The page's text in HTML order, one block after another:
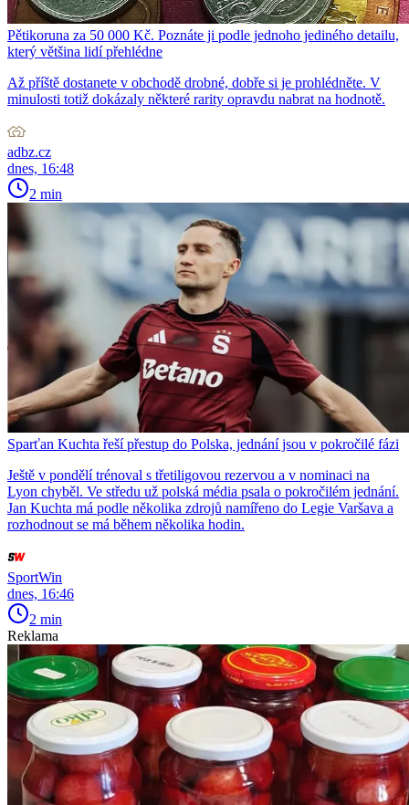
Pětikoruna za 50 000 Kč. Poznáte ji podle jednoho jediného detailu,
který většina lidí přehlédne
Až příště dostanete v obchodě drobné, dobře si je prohlédněte. V
minulosti totiž dokázaly některé rarity opravdu nabrat na hodnotě.
adbz.cz
dnes, 16:48
2 min
Sparťan Kuchta řeší přestup do Polska, jednání jsou v pokročilé fázi
Ještě v pondělí trénoval s třetiligovou rezervou a v nominaci na
Lyon chyběl. Ve středu už polská média psala o pokročilém jednání.
Jan Kuchta má podle několika zdrojů namířeno do Legie Varšava a
rozhodnout se má během několika hodin.
SportWin
dnes, 16:46
2 min
Reklama